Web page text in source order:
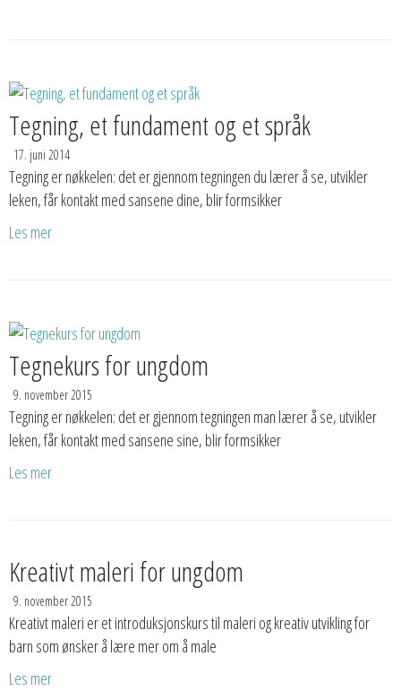
Tegning, et fundament og et språk
17. juni 2014
Tegning er nøkkelen: det er gjennom tegningen du lærer å se, utvikler
leken, får kontakt med sansene dine, blir formsikker
Les mer
Tegnekurs for ungdom
9. november 2015
Tegning er nøkkelen: det er gjennom tegningen man lærer å se, utvikler
leken, får kontakt med sansene sine, blir formsikker
Les mer
Kreativt maleri for ungdom
9. november 2015
Kreativt maleri er et introduksjonskurs til maleri og kreativ utvikling for
barn som ønsker å lære mer om å male
Les mer